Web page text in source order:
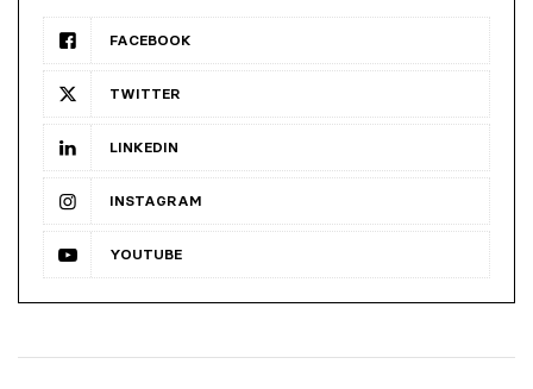
FACEBOOK
TWITTER
LINKEDIN
INSTAGRAM
YOUTUBE